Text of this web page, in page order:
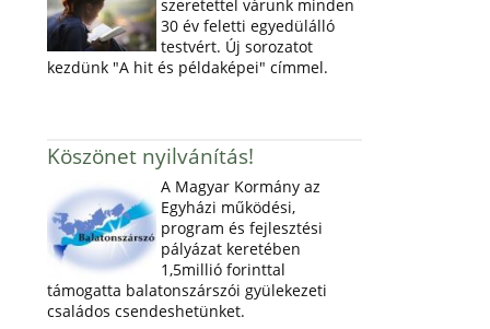
szeretettel várunk minden
30 év feletti egyedülálló
testvért. Új sorozatot
kezdünk "A hit és példaképei" címmel.
Köszönet nyilvánítás!
A Magyar Kormány az
Egyházi működési,
program és fejlesztési
pályázat keretében
1,5millió forinttal
támogatta balatonszárszói gyülekezeti
családos csendeshetünket.